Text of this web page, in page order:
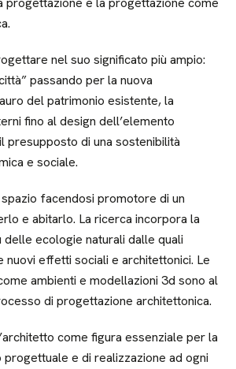
nel suo significato più ampio:
passando per la nuova
del patrimonio esistente, la
fino al design dell’elemento
presupposto di una sostenibilità
e sociale.
facendosi promotore di un
e abitarlo. La ricerca incorpora la
delle ecologie naturali dalle quali
effetti sociali e architettonici. Le
ambienti e modellazioni 3d sono al
di progettazione architettonica.
come figura essenziale per la
e di realizzazione ad ogni